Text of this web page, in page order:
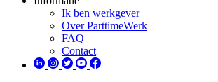
Ik ben werkgever
Over ParttimeWerk
FAQ
Contact